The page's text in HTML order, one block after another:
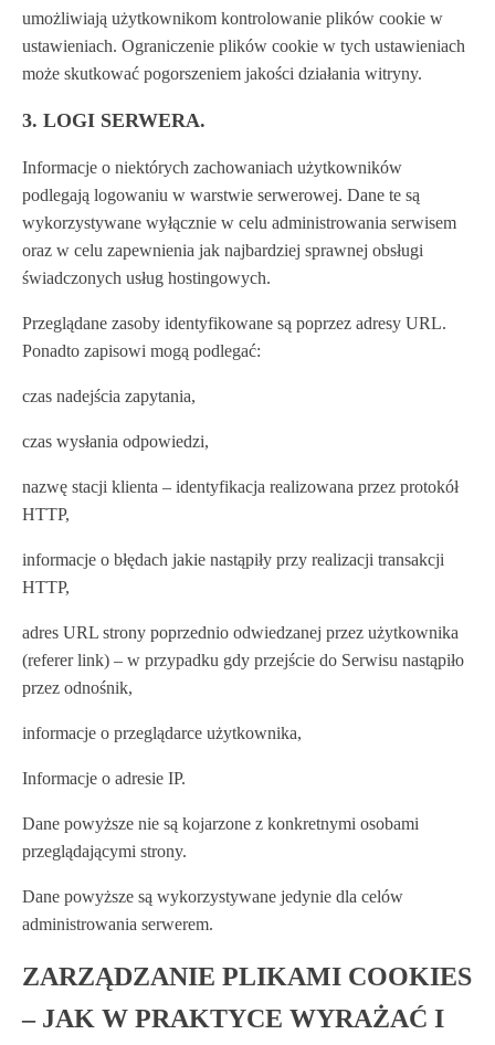
umożliwiają użytkownikom kontrolowanie plików cookie w
ustawieniach. Ograniczenie plików cookie w tych ustawieniach
może skutkować pogorszeniem jakości działania witryny.
3. LOGI SERWERA.
Informacje o niektórych zachowaniach użytkowników
podlegają logowaniu w warstwie serwerowej. Dane te są
wykorzystywane wyłącznie w celu administrowania serwisem
oraz w celu zapewnienia jak najbardziej sprawnej obsługi
świadczonych usług hostingowych.
Przeglądane zasoby identyfikowane są poprzez adresy URL.
Ponadto zapisowi mogą podlegać:
czas nadejścia zapytania,
czas wysłania odpowiedzi,
nazwę stacji klienta – identyfikacja realizowana przez protokół
HTTP,
informacje o błędach jakie nastąpiły przy realizacji transakcji
HTTP,
adres URL strony poprzednio odwiedzanej przez użytkownika
(referer link) – w przypadku gdy przejście do Serwisu nastąpiło
przez odnośnik,
informacje o przeglądarce użytkownika,
Informacje o adresie IP.
Dane powyższe nie są kojarzone z konkretnymi osobami
przeglądającymi strony.
Dane powyższe są wykorzystywane jedynie dla celów
administrowania serwerem.
ZARZĄDZANIE PLIKAMI COOKIES
– JAK W PRAKTYCE WYRAŻAĆ I